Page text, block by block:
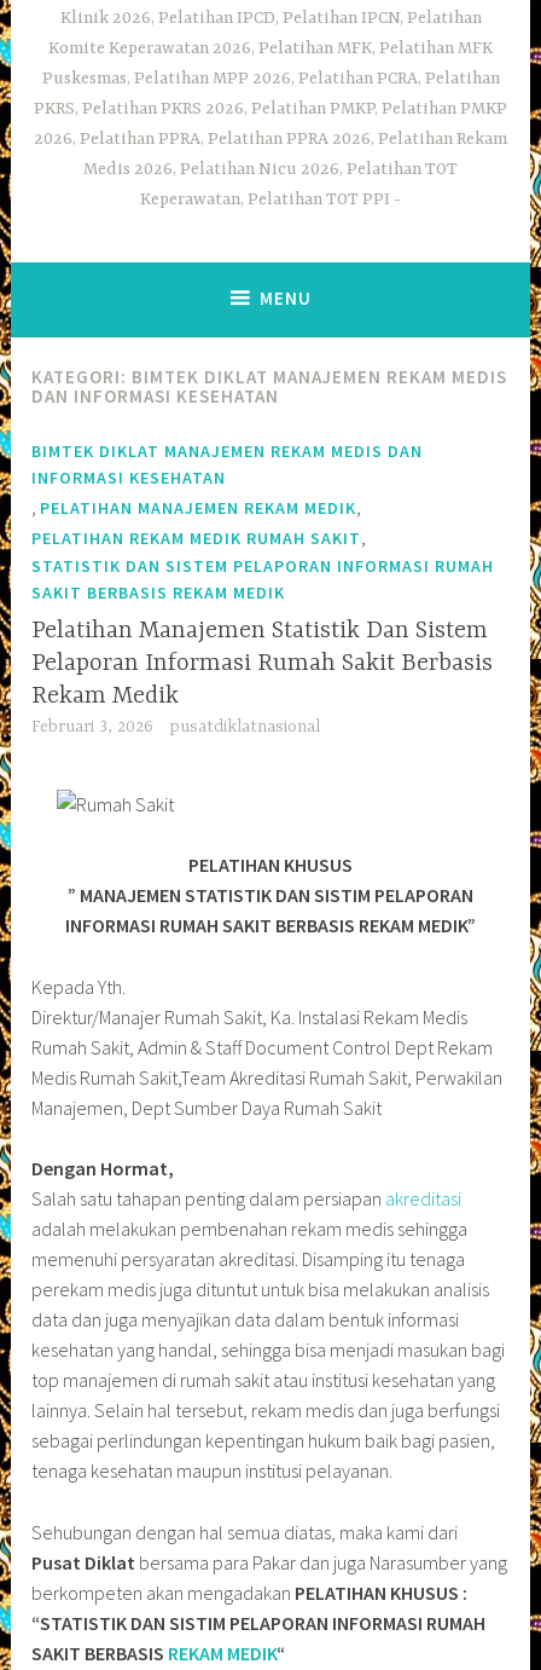
Klinik 2026, Pelatihan IPCD, Pelatihan IPCN, Pelatihan
Komite Keperawatan 2026, Pelatihan MFK, Pelatihan MFK
Puskesmas, Pelatihan MPP 2026, Pelatihan PCRA, Pelatihan
PKRS, Pelatihan PKRS 2026, Pelatihan PMKP, Pelatihan PMKP
2026, Pelatihan PPRA, Pelatihan PPRA 2026, Pelatihan Rekam
Medis 2026, Pelatihan Nicu 2026, Pelatihan TOT
Keperawatan, Pelatihan TOT PPI
MENU
KATEGORI: BIMTEK DIKLAT MANAJEMEN REKAM MEDIS
DAN INFORMASI KESEHATAN
BIMTEK DIKLAT MANAJEMEN REKAM MEDIS DAN
INFORMASI KESEHATAN
PELATIHAN MANAJEMEN REKAM MEDIK
PELATIHAN REKAM MEDIK RUMAH SAKIT
STATISTIK DAN SISTEM PELAPORAN INFORMASI RUMAH
SAKIT BERBASIS REKAM MEDIK
Pelatihan Manajemen Statistik Dan Sistem
Pelaporan Informasi Rumah Sakit Berbasis
Rekam Medik
Februari 3, 2026 pusatdiklatnasional
PELATIHAN KHUSUS
” MANAJEMEN STATISTIK DAN SISTIM PELAPORAN
INFORMASI RUMAH SAKIT BERBASIS REKAM MEDIK”
Kepada Yth.
Direktur/Manajer Rumah Sakit, Ka. Instalasi Rekam Medis
Rumah Sakit, Admin & Staff Document Control Dept Rekam
Medis Rumah Sakit,Team Akreditasi Rumah Sakit, Perwakilan
Manajemen, Dept Sumber Daya Rumah Sakit
Dengan Hormat,
Salah satu tahapan penting dalam persiapan akreditasi
adalah melakukan pembenahan rekam medis sehingga
memenuhi persyaratan akreditasi. Disamping itu tenaga
perekam medis juga dituntut untuk bisa melakukan analisis
data dan juga menyajikan data dalam bentuk informasi
kesehatan yang handal, sehingga bisa menjadi masukan bagi
top manajemen di rumah sakit atau institusi kesehatan yang
lainnya. Selain hal tersebut, rekam medis dan juga berfungsi
sebagai perlindungan kepentingan hukum baik bagi pasien,
tenaga kesehatan maupun institusi pelayanan.
Sehubungan dengan hal semua diatas, maka kami dari
Pusat Diklat bersama para Pakar dan juga Narasumber yang
berkompeten akan mengadakan PELATIHAN KHUSUS :
“STATISTIK DAN SISTIM PELAPORAN INFORMASI RUMAH
SAKIT BERBASIS REKAM MEDIK“